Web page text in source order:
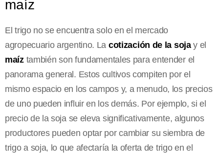
maíz
El trigo no se encuentra solo en el mercado
agropecuario argentino. La cotización de la sojay el
maíztambién son fundamentales para entender el
panorama general. Estos cultivos compiten por el
mismo espacio en los campos y, a menudo, los precios
de uno pueden influir en los demás. Por ejemplo, si el
precio de la soja se eleva significativamente, algunos
productores pueden optar por cambiar su siembra de
trigo a soja, lo que afectaría la oferta de trigo en el